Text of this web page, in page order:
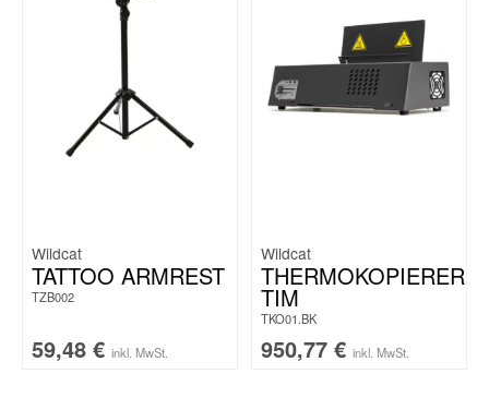
Wildcat
TATTOO ARMREST
TZB002
59,48 € inkl. MwSt.
Wildcat
THERMOKOPIERER
TIM
TKO01.BK
950,77 € inkl. MwSt.